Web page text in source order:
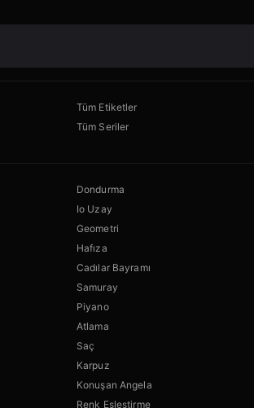
Tüm Etiketler
Tüm Seriler
Dondurma
Io Uzay
Geometri
Hafıza
Cadılar Bayramı
Samuray
Piyano
Atlama
Saç
Karpuz
Konuşan Angela
Renk Eşleştirme